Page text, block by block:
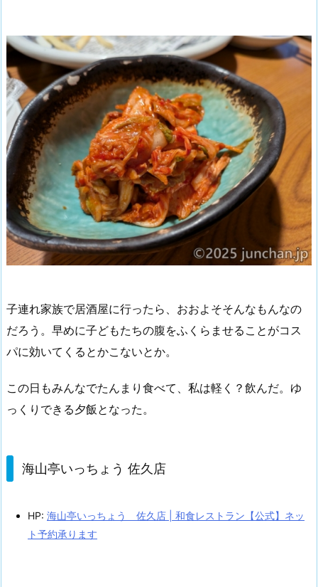
子連れ家族で居酒屋に行ったら、おおよそそんなもんなの
だろう。早めに子どもたちの腹をふくらませることがコス
パに効いてくるとかこないとか。
この日もみんなでたんまり食べて、私は軽く？飲んだ。ゆ
っくりできる夕飯となった。
海山亭いっちょう 佐久店
HP: 海山亭いっちょう 佐久店 | 和食レストラン【公式】ネッ
ト予約承ります